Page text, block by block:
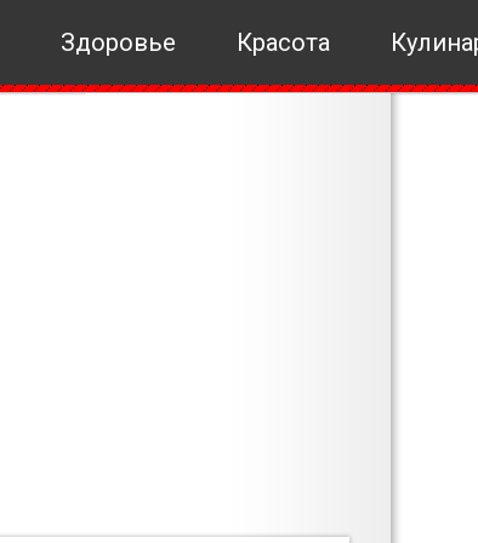
Здоровье Красота